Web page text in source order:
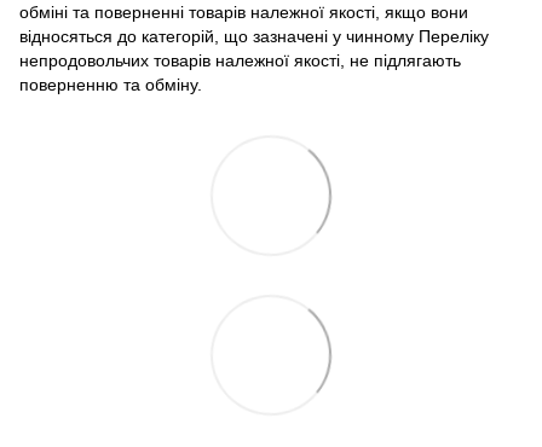
обміні та поверненні товарів належної якості, якщо вони
відносяться до категорій, що зазначені у чинному Переліку
непродовольчих товарів належної якості, не підлягають
поверненню та обміну.